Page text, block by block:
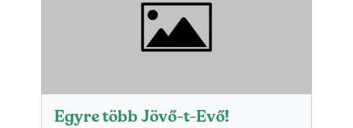
Egyre több Jövő-t-Evő!